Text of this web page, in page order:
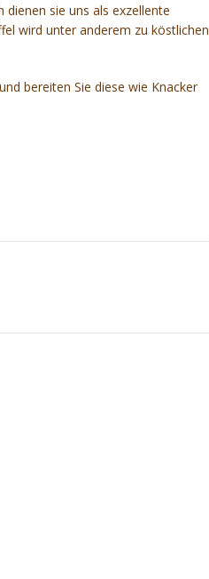
sie uns als exzellente
wird unter anderem zu köstlichen
bereiten Sie diese wie Knacker